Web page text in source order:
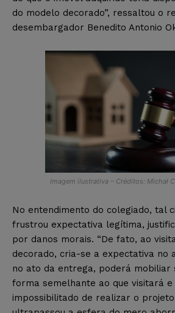
do modelo decorado”, ressaltou o
desembargador Benedito Antonio
Imagem ilustrativa – Créditos: Michał
No entendimento do colegiado, tal
frustrou expectativa legítima,
por danos morais. “De fato, ao
decorado, cria-se a expectativa no
no ato da entrega, poderá mobiliar
forma semelhante ao que visitará
impossibilitado de realizar o